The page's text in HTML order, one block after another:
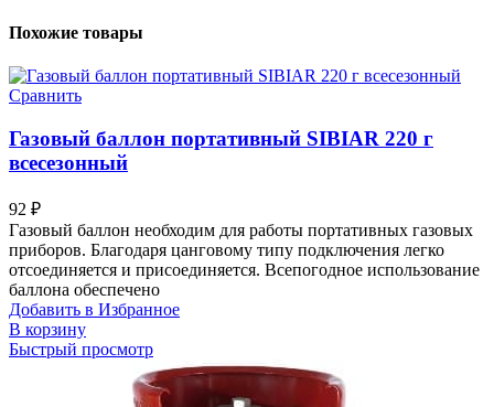
Похожие товары
Сравнить
Газовый баллон портативный SIBIAR 220 г
всесезонный
92 ₽
Газовый баллон необходим для работы портативных газовых
приборов. Благодаря цанговому типу подключения легко
отсоединяется и присоединяется. Всепогодное использование
баллона обеспечено
Добавить в Избранное
В корзину
Быстрый просмотр